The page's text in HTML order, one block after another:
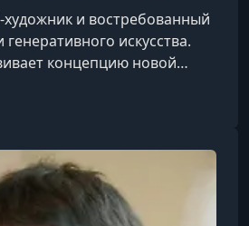
и востребованный
генеративного искусства.
концепцию новой
объединяя классические
с передовыми
как автор популярных
«Digital new art» и
в нейросетях». В
проектов она